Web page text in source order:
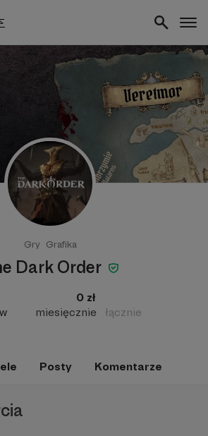
Gry Grafika
Dark Order
0 zł
miesięcznie
łącznie
Posty Komentarze